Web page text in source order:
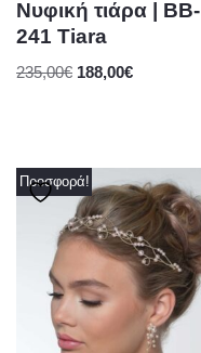
Νυφική τιάρα | BB-
241 Tiara
235,00€ 188,00€
Προσφορά!